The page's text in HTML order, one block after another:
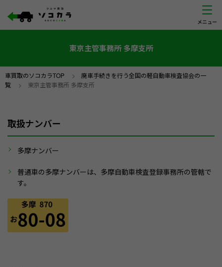
東京主管事務所 多摩支所
車買取のソコカラTOP > 廃車手続きを行う全国の軽自動車検査協会の一
覧 > 東京主管事務所 多摩支所
取扱ナンバー
多摩ナンバー
普通車の多摩ナンバーは、多摩自動車検査登録事務所の管轄で
す。